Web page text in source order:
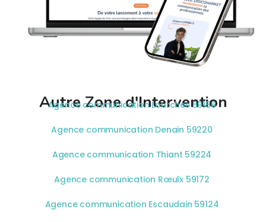
Autre Zone d'Intervention
Agence communication Lourches 59156
Agence communication Denain 59220
Agence communication Thiant 59224
Agence communication Rœulx 59172
Agence communication Escaudain 59124